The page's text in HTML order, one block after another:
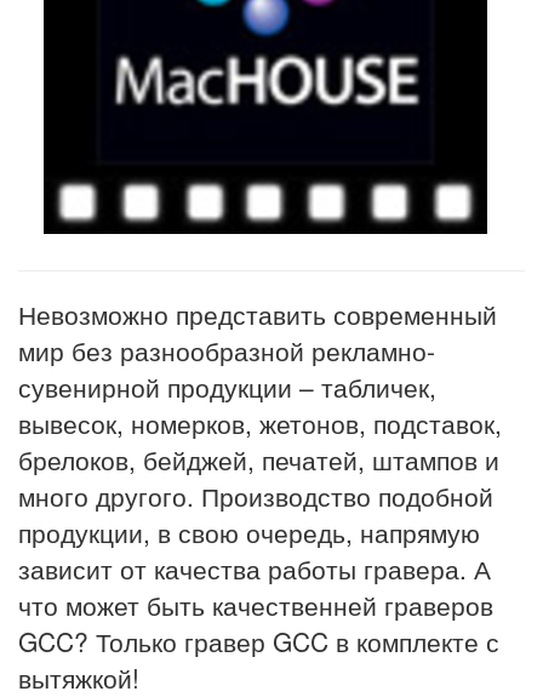
Невозможно представить современный
мир без разнообразной рекламно-
сувенирной продукции – табличек,
вывесок, номерков, жетонов, подставок,
брелоков, бейджей, печатей, штампов и
много другого. Производство подобной
продукции, в свою очередь, напрямую
зависит от качества работы гравера. А
что может быть качественней граверов
GCC? Только гравер GCC в комплекте с
вытяжкой!